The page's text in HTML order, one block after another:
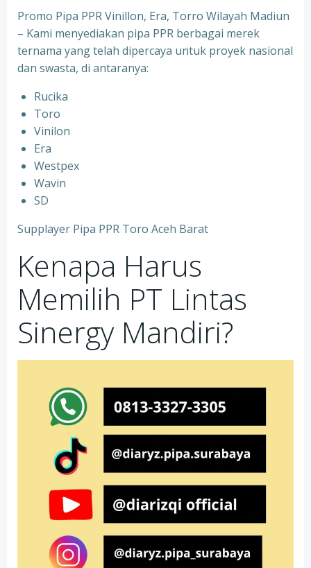
Promo Pipa PPR Vinillon, Era, Torro Wilayah Madiun
– Kami menyediakan pipa PPR berbagai merek
ternama yang telah dipercaya untuk proyek nasional
dan swasta, di antaranya:
Rucika
⁠Toro
⁠Vinilon
⁠Era
⁠Westpex
⁠Wavin
⁠SD
Supplayer Pipa PPR Toro Aceh Barat
Kenapa Harus
Memilih PT Lintas
Sinergy Mandiri?